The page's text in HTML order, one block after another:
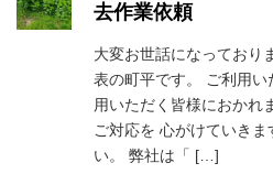
去作業依頼
大変お世話になっており
表の町平です。 ご利用い
用いただく皆様におかれ
ご対応を 心がけていき
い。 弊社は「 […]